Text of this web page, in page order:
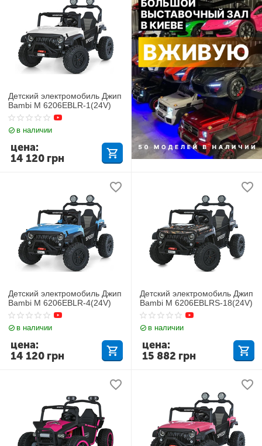
Детский электромобиль Джип
Bambi M 6206EBLR-1(24V)
в наличии
14 120 грн
цена:
Детский электромобиль Джип
Bambi M 6206EBLR-4(24V)
в наличии
14 120 грн
цена:
Детский электромобиль Джип
Bambi M 6206EBLRS-18(24V)
в наличии
15 882 грн
цена: